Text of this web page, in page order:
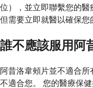
位），並立即聯繫您的醫
但需要立即就醫以確保您
誰不應該服用阿
阿昔洛韋頰片並不適合
不適合您。 您的醫療保